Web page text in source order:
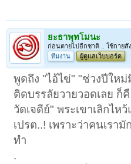
ยะธาพุทโมนะ
ก่อนตายไปอีกชาติ .. ใช้กายสั
ทีมงาน
ผู้ดูแลเว็บบอร์ด
พูดถึง "ไอ้ไข่" "ช่วงปีให
ติดบรรลัยวายวอดเลย ก็
วัดเจดีย์" พระเขาเลิกไห
เปรต..! เพราะว่าคนเรา
ทำ
.